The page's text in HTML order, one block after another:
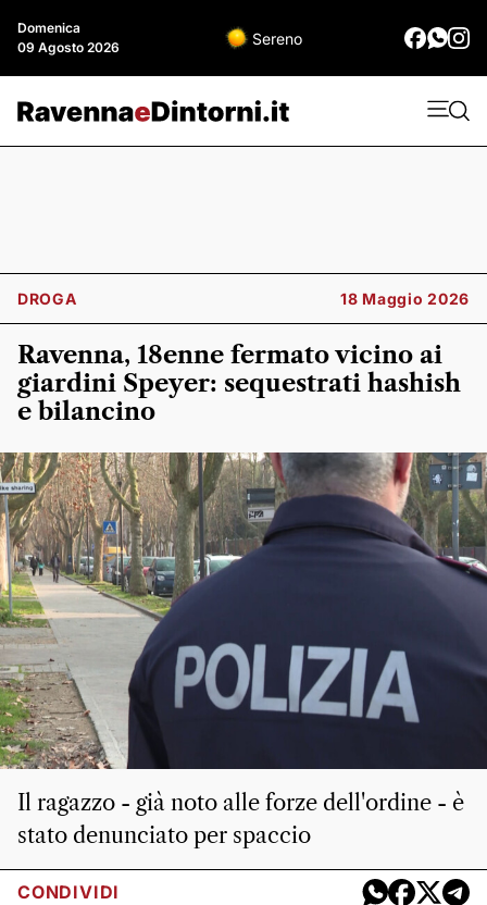
Domenica
09 Agosto 2026
Sereno
DROGA 18 Maggio 2026
Ravenna, 18enne fermato vicino ai
giardini Speyer: sequestrati hashish
e bilancino
Il ragazzo - già noto alle forze dell'ordine - è
stato denunciato per spaccio
CONDIVIDI